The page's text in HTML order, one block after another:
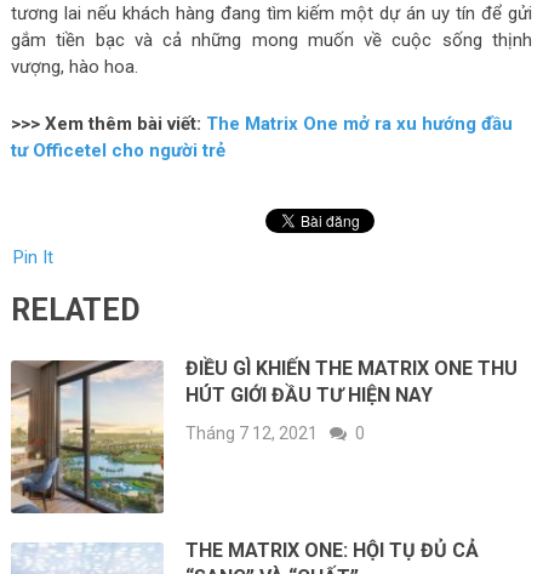
tương lai nếu khách hàng đang tìm kiếm một dự án uy tín để gửi
gắm tiền bạc và cả những mong muốn về cuộc sống thịnh
vượng, hào hoa.
>>> Xem thêm bài viết: The Matrix One mở ra xu hướng đầu
tư Officetel cho người trẻ
Pin It
RELATED
ĐIỀU GÌ KHIẾN THE MATRIX ONE THU
HÚT GIỚI ĐẦU TƯ HIỆN NAY
Tháng 7 12, 2021 0
THE MATRIX ONE: HỘI TỤ ĐỦ CẢ